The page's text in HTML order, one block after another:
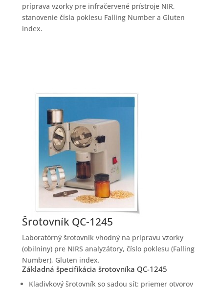
príprava vzorky pre infračervené prístroje NIR,
stanovenie čísla poklesu Falling Number a Gluten
index.
Šrotovník QC-1245
Laboratórný šrotovník vhodný na prípravu vzorky
(obilniny) pre NIRS analyzátory, číslo poklesu (Falling
Number), Gluten index.
Základná špecifikácia šrotovníka QC-1245
Kladivkový šrotovník so sadou sít: priemer otvorov